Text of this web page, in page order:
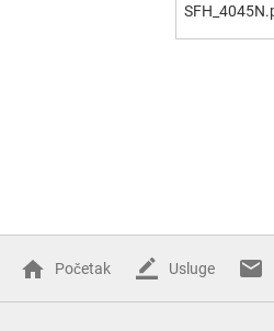
Početak Usluge